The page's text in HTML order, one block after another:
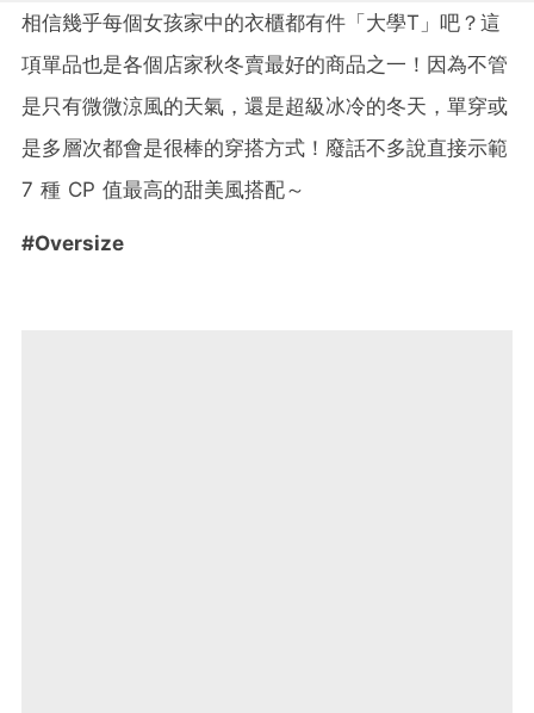
相信幾乎每個女孩家中的衣櫃都有件「大學T」吧？這
項單品也是各個店家秋冬賣最好的商品之一！因為不管
是只有微微涼風的天氣，還是超級冰冷的冬天，單穿或
是多層次都會是很棒的穿搭方式！廢話不多說直接示範
7 種 CP 值最高的甜美風搭配～
#Oversize